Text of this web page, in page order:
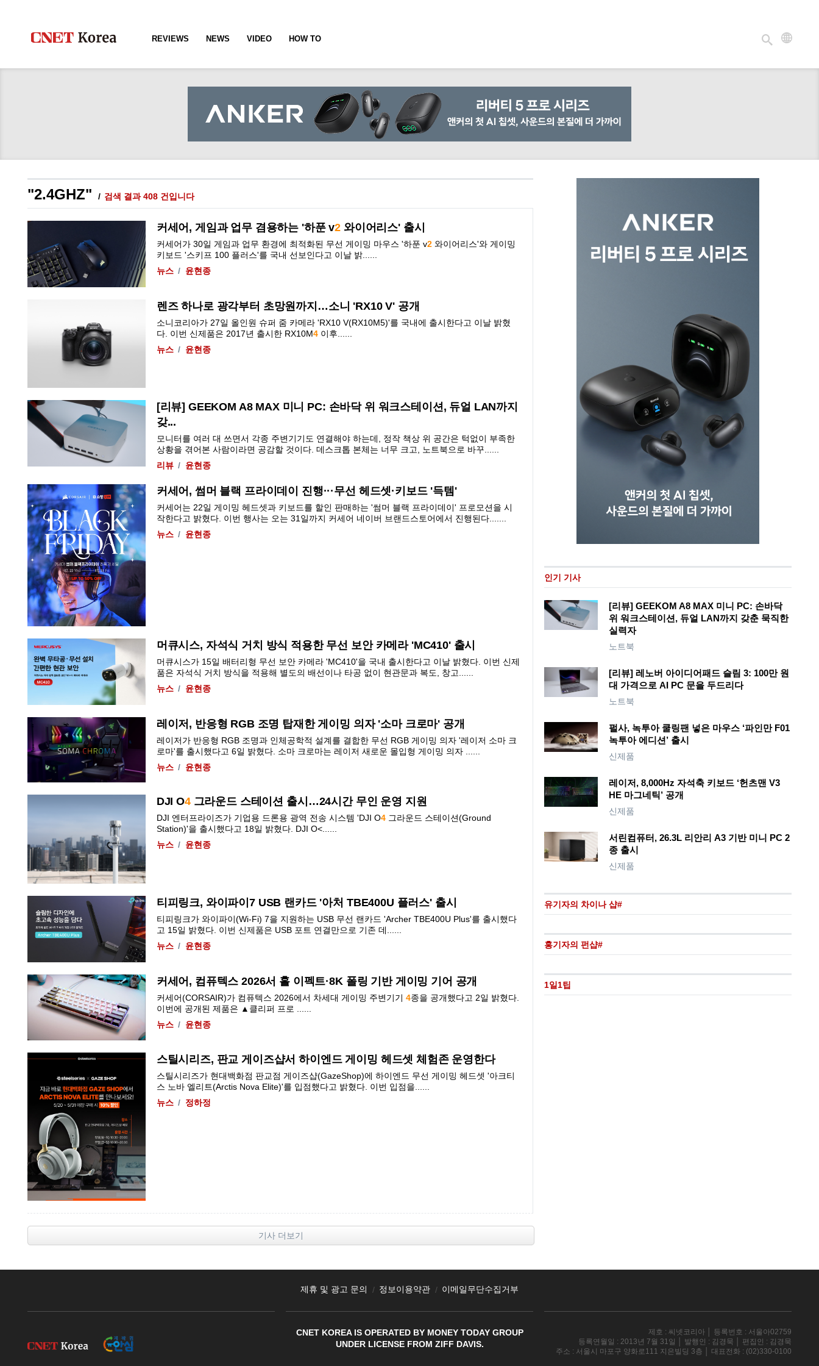
REVIEWS NEWS VIDEO HOW TO
"2.4GHZ" 검색 결과 408 건입니다
커세어, 게임과 업무 겸용하는 '하푼 v2 와이어리스' 출시
커세어가 30일 게임과 업무 환경에 최적화된 무선 게이밍 마우스 '하푼 v2와이어리스'와 게이밍
키보드 '스키프 100 플러스'를 국내 선보인다고 이날 밝......
뉴스
윤현종
렌즈 하나로 광각부터 초망원까지…소니 'RX10 V' 공개
소니코리아가 27일 올인원 슈퍼 줌 카메라 'RX10 V(RX10M5)'를 국내에 출시한다고 이날 밝혔
다. 이번 신제품은 2017년 출시한 RX10M4이후......
뉴스
윤현종
[리뷰] GEEKOM A8 MAX 미니 PC: 손바닥 위 워크스테이션, 듀얼 LAN까지
갖...
모니터를 여러 대 쓰면서 각종 주변기기도 연결해야 하는데, 정작 책상 위 공간은 턱없이 부족한
상황을 겪어본 사람이라면 공감할 것이다. 데스크톱 본체는 너무 크고, 노트북으로 바꾸......
리뷰
윤현종
커세어, 썸머 블랙 프라이데이 진행···무선 헤드셋·키보드 '득템'
커세어는 22일 게이밍 헤드셋과 키보드를 할인 판매하는 '썸머 블랙 프라이데이' 프로모션을 시
작한다고 밝혔다. 이번 행사는 오는 31일까지 커세어 네이버 브랜드스토어에서 진행된다.......
뉴스
윤현종
머큐시스, 자석식 거치 방식 적용한 무선 보안 카메라 'MC410' 출시
머큐시스가 15일 배터리형 무선 보안 카메라 'MC410'을 국내 출시한다고 이날 밝혔다. 이번 신제
품은 자석식 거치 방식을 적용해 별도의 배선이나 타공 없이 현관문과 복도, 창고......
뉴스
윤현종
레이저, 반응형 RGB 조명 탑재한 게이밍 의자 '소마 크로마' 공개
레이저가 반응형 RGB 조명과 인체공학적 설계를 결합한 무선 RGB 게이밍 의자 '레이저 소마 크
로마'를 출시했다고 6일 밝혔다. 소마 크로마는 레이저 새로운 몰입형 게이밍 의자 ......
뉴스
윤현종
DJI O4그라운드 스테이션 출시…24시간 무인 운영 지원
DJI 엔터프라이즈가 기업용 드론용 광역 전송 시스템 'DJI O4그라운드 스테이션(Ground
Station)'을 출시했다고 18일 밝혔다. DJI O<......
뉴스
윤현종
티피링크, 와이파이7 USB 랜카드 '아처 TBE400U 플러스' 출시
티피링크가 와이파이(Wi-Fi) 7을 지원하는 USB 무선 랜카드 'Archer TBE400U Plus'를 출시했다
고 15일 밝혔다. 이번 신제품은 USB 포트 연결만으로 기존 데......
뉴스
윤현종
커세어, 컴퓨텍스 2026서 홀 이펙트·8K 폴링 기반 게이밍 기어 공개
커세어(CORSAIR)가 컴퓨텍스 2026에서 차세대 게이밍 주변기기 4종을 공개했다고 2일 밝혔다.
이번에 공개된 제품은 ▲클리퍼 프로 ......
뉴스
윤현종
스틸시리즈, 판교 게이즈샵서 하이엔드 게이밍 헤드셋 체험존 운영한다
스틸시리즈가 현대백화점 판교점 게이즈샵(GazeShop)에 하이엔드 무선 게이밍 헤드셋 '아크티
스 노바 엘리트(Arctis Nova Elite)'를 입점했다고 밝혔다. 이번 입점을......
뉴스
정하정
기사 더보기
인기 기사
[리뷰] GEEKOM A8 MAX 미니 PC: 손바닥
위 워크스테이션, 듀얼 LAN까지 갖춘 묵직한
실력자
노트북
[리뷰] 레노버 아이디어패드 슬림 3: 100만 원
대 가격으로 AI PC 문을 두드리다
노트북
펄사, 녹투아 쿨링팬 넣은 마우스 ‘파인만 F01
녹투아 에디션’ 출시
신제품
레이저, 8,000Hz 자석축 키보드 ‘헌츠맨 V3
HE 마그네틱’ 공개
신제품
서린컴퓨터, 26.3L 리안리 A3 기반 미니 PC 2
종 출시
신제품
유기자의 차이나 샵#
홍기자의 펀샵#
1일1팁
제휴 및 광고 문의 정보이용약관 이메일무단수집거부
CNET KOREA IS OPERATED BY MONEY TODAY GROUP
UNDER LICENSE FROM ZIFF DAVIS.
제호 : 씨넷코리아 │ 등록번호 : 서울아02759
등록연월일 : 2013년 7월 31일 │ 발행인 : 김경묵 │ 편집인 : 김경묵
주소 : 서울시 마포구 양화로111 지은빌딩 3층 │ 대표전화 : (02)330-0100